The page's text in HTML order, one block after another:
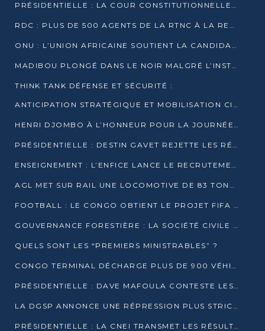
PRÉSIDENTIELLE : LA COUR CONSTITUTIONNELLE CONFIRME LA VICTOIRE DE SASSOU NGUESSO AVEC 94,90 % DES SUFFRAGES
RDC : PLUS DE 500 AGENTS DE LA RTNC À LA RETRAITE, UNE PAGE SE TOURNE
ONU : L’UNION AFRICAINE SOUTIENT LA CANDIDATURE DE MACKY SALL
MADIBOU PLONGÉ DANS LE NOIR MALGRÉ L’INSTALLATION D’UN NOUVEAU TRANSFORMATEUR
THINK TANK DÉFENSE ET SÉCURITÉ :
ANTICIPATION STRATÉGIQUE ET MOBILISATION CITOYENNE POUR NOTRE SOUVERAINETÉ NATIONALE
HENRI DJOMBO À L’HONNEUR POUR LA JOURNÉE MONDIALE DU THÉÂTRE
PRÉSIDENTIELLE : DESTIN GAVET REJETTE LES RÉSULTATS ET APPELLE À UN DIALOGUE NATIONAL
ENSEIGNEMENT : L’ENFICE LANCE LE RECRUTEMENT DE SA PREMIÈRE PROMOTION DE PROFESSEURS DES ÉCOLES
AGL MET SUR RAIL UNE LOCOMOTIVE DE 83 TONNES À POINTE-NOIRE
FOOTBALL : LE CONGO OBTIENT LE PROJET FIFA ARENA POUR SES 15 DÉPARTEMENTS
GOUVERNANCE FORESTIÈRE : LA SOCIÉTÉ CIVILE CONGOLAISE AFFICHE SES PRIORITÉS POUR 2026
QUELS SONT LES “PREMIERS MINISTRABLES” ?
CONGO TERMINAL DÉCHARGE PLUS DE 900 VÉHICULES EN QUELQUES HEURES
PRÉSIDENTIELLE : DAVE MAFOULA CONTESTE LES RÉSULTATS PROVISOIRES
LA DGSP ANNONCE UNE RÉPRESSION PLUS STRICTE CONTRE LES MOTO-TAXIS
PRÉSIDENTIELLE : LA CNEI TRANSMET LES RÉSULTATS PROVISOIRES À LA COUR CONSTITUTIONNELLE